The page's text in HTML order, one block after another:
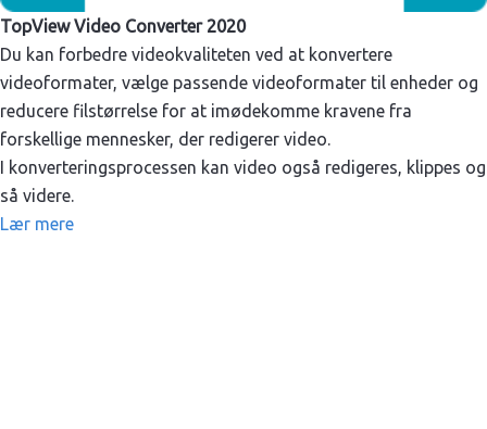
TopView Video Converter 2020
Du kan forbedre videokvaliteten ved at konvertere
videoformater, vælge passende videoformater til enheder og
reducere filstørrelse for at imødekomme kravene fra
forskellige mennesker, der redigerer video.
I konverteringsprocessen kan video også redigeres, klippes og
så videre.
Lær mere